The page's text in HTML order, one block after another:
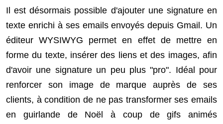
Il est désormais possible d'ajouter une signature en
texte enrichi à ses emails envoyés depuis Gmail. Un
éditeur WYSIWYG permet en effet de mettre en
forme du texte, insérer des liens et des images, afin
d'avoir une signature un peu plus "pro". Idéal pour
renforcer son image de marque auprès de ses
clients, à condition de ne pas transformer ses emails
en guirlande de Noël à coup de gifs animés